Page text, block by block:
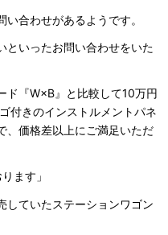
合わせがあるようです。
といったお問い合わせをいた
『W×B』と比較して10万円
付きのインストルメントパネ
、価格差以上にご満足いただ
ます」
ていたステーションワゴン